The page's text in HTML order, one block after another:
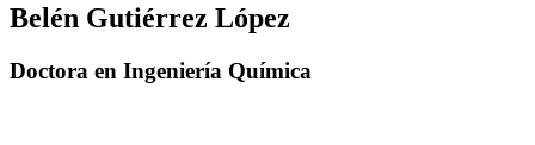
Belén Gutiérrez López
Doctora en Ingeniería Química